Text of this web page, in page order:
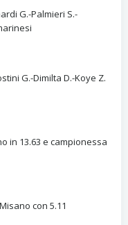
G.-Palmieri S.-
G.-Dimilta D.-Koye Z.
in 13.63 e campionessa
con 5.11